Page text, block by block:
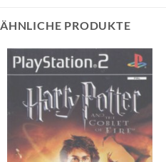
ÄHNLICHE PRODUKTE